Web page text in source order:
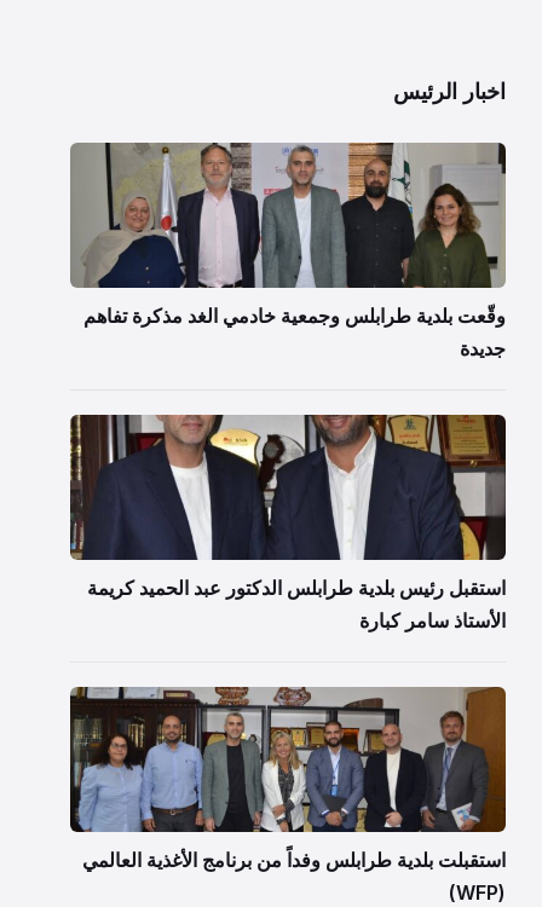
اخبار الرئيس
وقّعت بلدية طرابلس وجمعية خادمي الغد مذكرة تفاهم
جديدة
استقبل رئيس بلدية طرابلس الدكتور عبد الحميد كريمة
الأستاذ سامر كبارة
استقبلت بلدية طرابلس وفداً من برنامج الأغذية العالمي
(WFP)